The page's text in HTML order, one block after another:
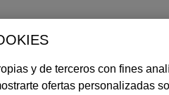
y de terceros con fines
ofertas personalizadas